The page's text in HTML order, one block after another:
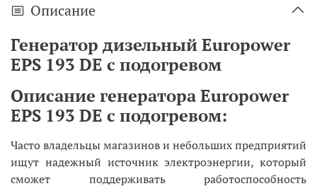
Описание
Генератор дизельный Europower
EPS 193 DE с подогревом
Описание генератора Europower
EPS 193 DE с подогревом:
Часто владельцы магазинов и небольших предприятий
ищут надежный источник электроэнергии, который
сможет поддерживать работоспособность